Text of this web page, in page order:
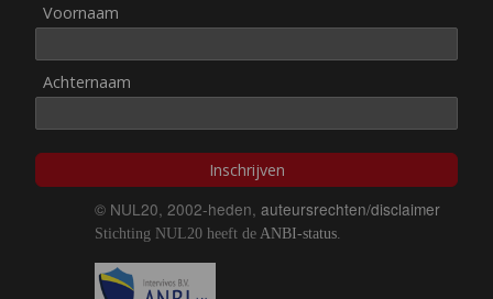
Voornaam
Achternaam
Inschrijven
© NUL20, 2002-heden, auteursrechten/disclaimer
Stichting NUL20 heeft de ANBI-status
Image